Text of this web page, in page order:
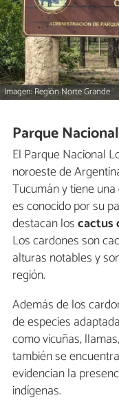
Imagen: Región Norte Grande
Parque
El Parque Nacional
noroeste de
Tucumán y tiene una
es conocido por su
destacan loscactus
Los cardones son
alturas notables y
región.
Además de los
de especies
como vicuñas,
también se
evidencian la
indígenas.